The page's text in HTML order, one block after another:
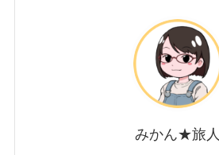
みかん★旅人